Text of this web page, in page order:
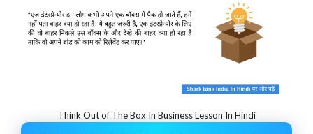
Think Out of The Box In Business Lesson In Hindi